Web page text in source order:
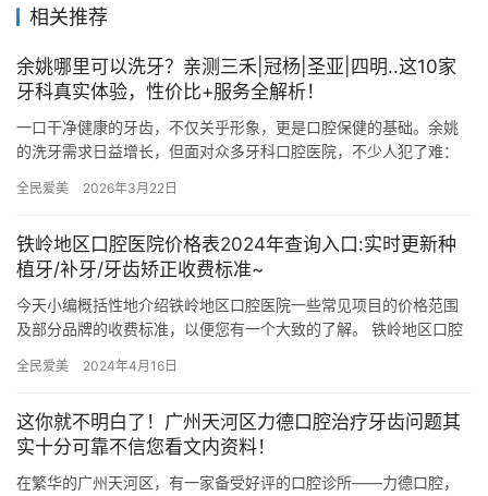
相关推荐
余姚哪里可以洗牙？亲测三禾|冠杨|圣亚|四明..这10家
牙科真实体验，性价比+服务全解析！
一口干净健康的牙齿，不仅关乎形象，更是口腔保健的基础。余姚
的洗牙需求日益增长，但面对众多牙科口腔医院，不少人犯了难：
余姚本…
全民爱美 2026年3月22日
铁岭地区口腔医院价格表2024年查询入口:实时更新种
植牙/补牙/牙齿矫正收费标准~
今天小编概括性地介绍铁岭地区口腔医院一些常见项目的价格范围
及部分品牌的收费标准，以便您有一个大致的了解。 铁岭地区口腔
全民爱美 2024年4月16日
这你就不明白了！广州天河区力德口腔治疗牙齿问题其
实十分可靠不信您看文内资料！
在繁华的广州天河区，有一家备受好评的口腔诊所——力德口腔，